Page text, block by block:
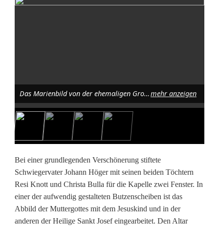
i
n
s
-
K
a
p
Das Marienbild von der ehemaligen Grotte wurde beim Kapellenbau in den Altar eingearbeitet. Foto: Karl Zieglermehr anzeigen
Bei einer grundlegenden Verschönerung stiftete
Schwiegervater Johann Höger mit seinen beiden Töchtern
Resi Knott und Christa Bulla für die Kapelle zwei Fenster. In
einer der aufwendig gestalteten Butzenscheiben ist das
Abbild der Muttergottes mit dem Jesuskind und in der
anderen der Heilige Sankt Josef eingearbeitet. Den Altar